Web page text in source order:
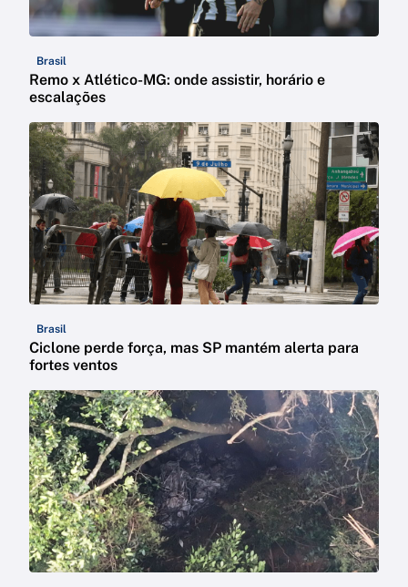
Brasil
Remo x Atlético-MG: onde assistir, horário e
escalações
Brasil
Ciclone perde força, mas SP mantém alerta para
fortes ventos